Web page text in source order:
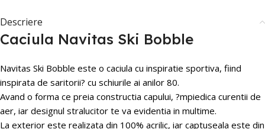
Descriere
Caciula Navitas Ski Bobble
Navitas Ski Bobble este o caciula cu inspiratie sportiva, fiind
inspirata de saritorii? cu schiurile ai anilor 80.
Avand o forma ce preia constructia capului, ?mpiedica curentii de
aer, iar designul stralucitor te va evidentia in multime.
La exterior este realizata din 100% acrilic, iar captuseala este din